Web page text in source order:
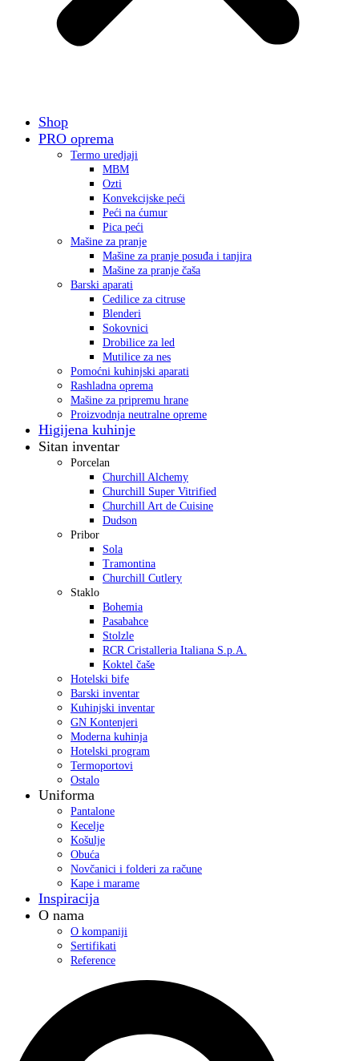
Shop
PRO oprema
Termo uredjaji
MBM
Ozti
Konvekcijske peći
Peći na ćumur
Pica peći
Mašine za pranje
Mašine za pranje posuđa i tanjira
Mašine za pranje čaša
Barski aparati
Cedilice za citruse
Blenderi
Sokovnici
Drobilice za led
Mutilice za nes
Pomoćni kuhinjski aparati
Rashladna oprema
Mašine za pripremu hrane
Proizvodnja neutralne opreme
Higijena kuhinje
Sitan inventar
Porcelan
Churchill Alchemy
Churchill Super Vitrified
Churchill Art de Cuisine
Dudson
Pribor
Sola
Tramontina
Churchill Cutlery
Staklo
Bohemia
Pasabahce
Stolzle
RCR Cristalleria Italiana S.p.A.
Koktel čaše
Hotelski bife
Barski inventar
Kuhinjski inventar
GN Kontenjeri
Moderna kuhinja
Hotelski program
Termoportovi
Ostalo
Uniforma
Pantalone
Kecelje
Košulje
Obuća
Novčanici i folderi za račune
Kape i marame
Inspiracija
O nama
O kompaniji
Sertifikati
Reference